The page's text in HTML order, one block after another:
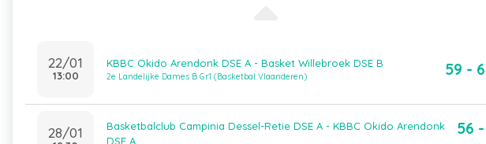
22/01
13:00
KBBC Okido Arendonk DSE A - Basket Willebroek DSE B
2e Landelijke Dames B Gr1 (Basketbal Vlaanderen) 59 -
28/01
Basketbalclub Campinia Dessel-Retie DSE A - KBBC Okido Arendonk
DSE A
56 -